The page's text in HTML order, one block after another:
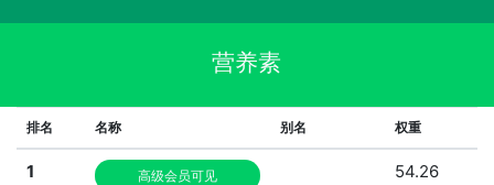
营养素
排名 名称 别名 权重
1 高级会员可见 54.26